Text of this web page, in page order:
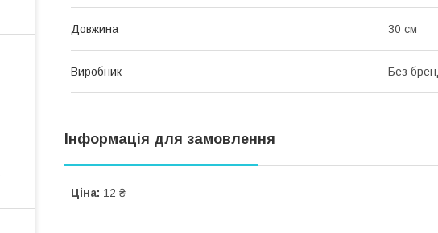
Довжина 30 см
Виробник Без
Інформація для замовлення
Ціна: 12 ₴